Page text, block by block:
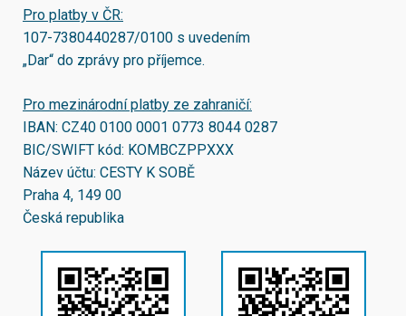
Pro platby v ČR:
107-7380440287/0100 s uvedením
„Dar“ do zprávy pro příjemce.
Pro mezinárodní platby ze zahraničí:
IBAN: CZ40 0100 0001 0773 8044 0287
BIC/SWIFT kód: KOMBCZPPXXX
Název účtu: CESTY K SOBĚ
Praha 4, 149 00
Česká republika